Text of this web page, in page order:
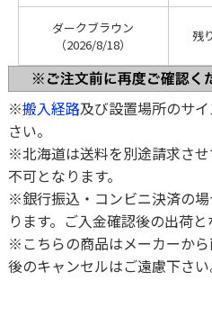
ダークブラウン
（2026/8/18）
残
※搬入経路及び設置場所のサ
さい。
※北海道は送料を別途請求さ
不可となります。
※銀行振込・コンビニ決済の
ります。ご入金確認後の出荷と
※こちらの商品はメーカーか
後のキャンセルはご遠慮下さい